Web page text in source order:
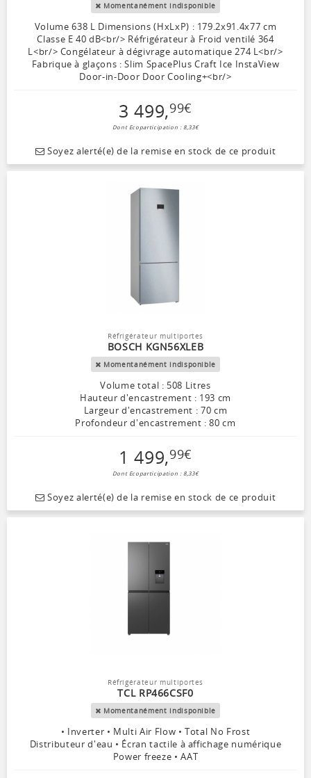
Momentanément indisponible
Volume 638 L Dimensions (HxLxP) : 179.2x91.4x77 cm
Classe E 40 dB<br/> Réfrigérateur à Froid ventilé 364
L<br/> Congélateur à dégivrage automatique 274 L<br/>
Fabrique à glaçons : Slim SpacePlus Craft Ice InstaView
Door-in-Door Door Cooling+<br/>
3 499,99€
Dont Ecoparticipation : 8,33€
Soyez alerté(e) de la remise en stock de ce produit
Réfrigérateur multiportes
BOSCH KGN56XLEB
Momentanément indisponible
Volume total : 508 Litres
Hauteur d'encastrement : 193 cm
Largeur d'encastrement : 70 cm
Profondeur d'encastrement : 80 cm
1 499,99€
Dont Ecoparticipation : 8,33€
Soyez alerté(e) de la remise en stock de ce produit
Réfrigérateur multiportes
TCL RP466CSF0
Momentanément indisponible
• Inverter • Multi Air Flow • Total No Frost
Distributeur d'eau • Écran tactile à affichage numérique
Power freeze • AAT